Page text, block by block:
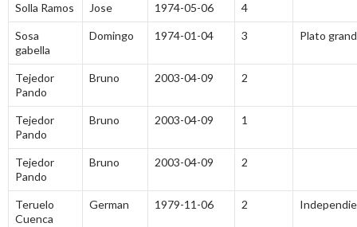
Solla Ramos Jose 1974-05-06 4
Sosa
gabella
Domingo 1974-01-04 3 Plato
Tejedor
Pando
Bruno 2003-04-09 2
Tejedor
Pando
Bruno 2003-04-09 1
Tejedor
Pando
Bruno 2003-04-09 2
Teruelo
Cuenca
German 1979-11-06 2